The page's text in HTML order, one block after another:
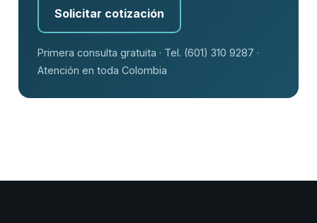
Solicitar cotización
Primera consulta gratuita · Tel. (601) 310 9287 ·
Atención en toda Colombia